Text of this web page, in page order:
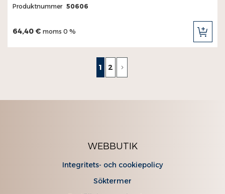
Produktnummer 50606
64,40 € moms 0 %
I
You're currently reading page
1 Sida
2
WEBBUTIK
Integritets- och cookiepolicy
Söktermer